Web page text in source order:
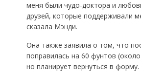
меня были чудо-доктора и
друзей, которые поддерживали
сказала Мэнди.
Она также заявила о том, что
поправилась на 60 фунтов
но планирует вернуться в форму.